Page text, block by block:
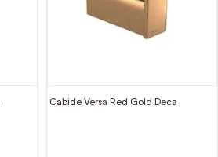
Cabide Versa Red Gold Deca